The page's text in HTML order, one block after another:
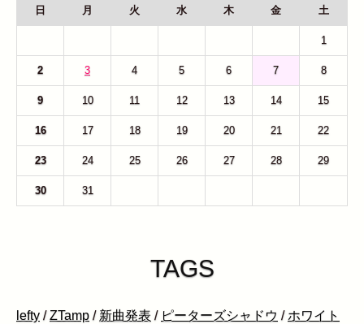
日 月 火 水 木 金 土
1
2 3 4 5 6 7 8
9 10 11 12 13 14 15
16 17 18 19 20 21 22
23 24 25 26 27 28 29
30 31
TAGS
lefty /ZTamp / 新曲発表 / ピーターズシャドウ / ホワイト